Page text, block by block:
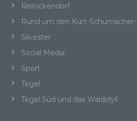
Reinickendorf
Rund um den Kurt-
Silvester
Social Media
Sport
Tegel
Tegel Süd und das Waldidyll
Online-Kennung oder zu
physischen, physiologischen,
psychischen,
sind, identifiziert werden kann.
b) betroffene Person